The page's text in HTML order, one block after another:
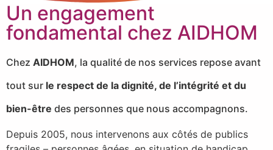
Un engagement
fondamental chez AIDHOM
Chez AIDHOM, la qualité de nos services repose avant
tout sur le respect de la dignité, de l’intégrité et du
bien-être des personnes que nous accompagnons.
Depuis 2005, nous intervenons aux côtés de publics